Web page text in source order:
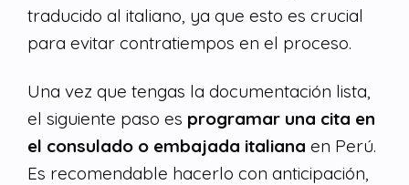
traducido al italiano, ya que esto es crucial
para evitar contratiempos en el proceso.
Una vez que tengas la documentación lista,
el siguiente paso es programar una cita en
el consulado o embajada italiana en Perú.
Es recomendable hacerlo con anticipación,